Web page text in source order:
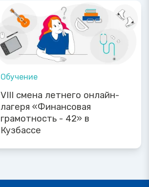
Обучение
VIII смена летнего онлайн-
лагеря «Финансовая
грамотность - 42» в
Кузбассе